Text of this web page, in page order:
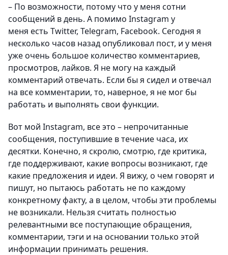
– По возможности, потому что у меня сотни
сообщений в день. А помимо Instagram у
меня есть Twitter, Telegram, Facebook. Сегодня я
несколько часов назад опубликовал пост, и у меня
уже очень большое количество комментариев,
просмотров, лайков. Я не могу на каждый
комментарий отвечать. Если бы я сидел и отвечал
на все комментарии, то, наверное, я не мог бы
работать и выполнять свои функции.
Вот мой Instagram, все это – непрочитанные
сообщения, поступившие в течение часа, их
десятки. Конечно, я скролю, смотрю, где критика,
где поддерживают, какие вопросы возникают, где
какие предложения и идеи. Я вижу, о чем говорят и
пишут, но пытаюсь работать не по каждому
конкретному факту, а в целом, чтобы эти проблемы
не возникали. Нельзя считать полностью
релевантными все поступающие обращения,
комментарии, тэги и на основании только этой
информации принимать решения.